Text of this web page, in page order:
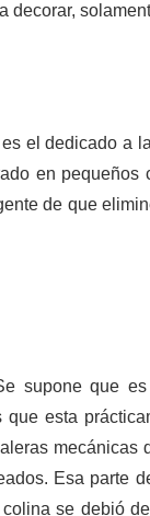
el dedicado a
en
de que
supone que
esta
mecánicas
Esa parte
se debió